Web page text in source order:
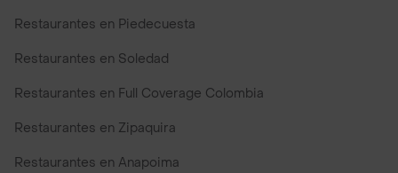
Restaurantes en Piedecuesta
Restaurantes en Soledad
Restaurantes en Full Coverage Colombia
Restaurantes en Zipaquira
Restaurantes en Anapoima